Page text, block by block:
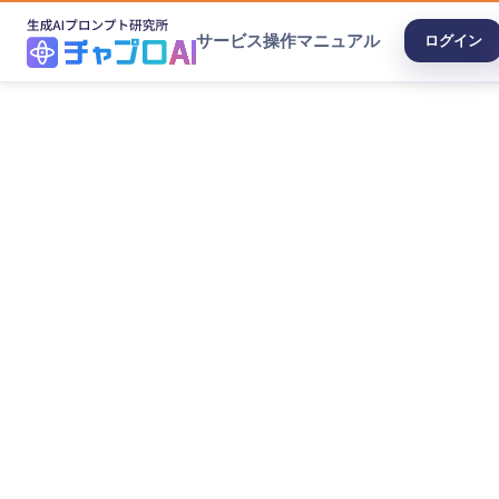
サービス操作マニュアル ログイン